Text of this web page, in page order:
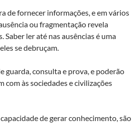
de fornecer informações, e em vários
ou fragmentação revela
ler até nas ausências é uma
se debruçam.
guarda, consulta e prova, e poderão
com às sociedades e civilizações
de gerar conhecimento, são